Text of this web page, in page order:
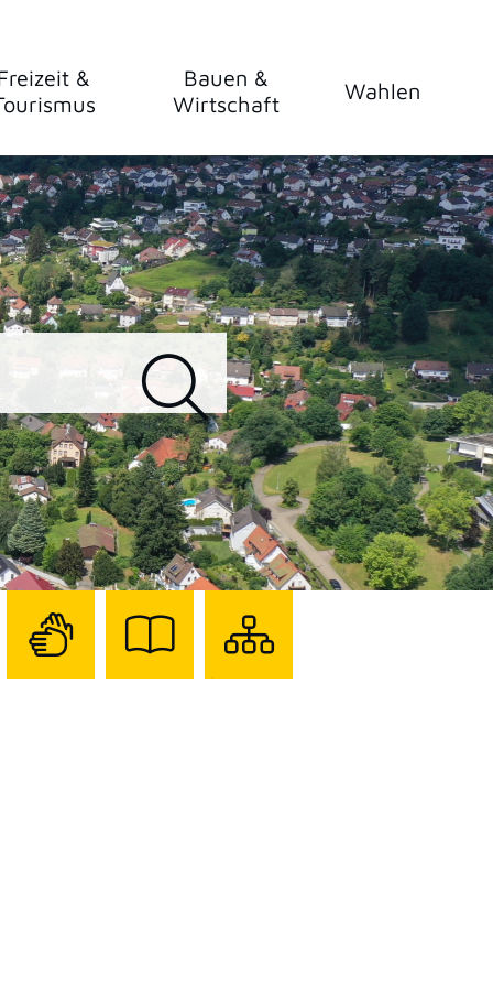
&
Bauen &
Wirtschaft
Wahlen